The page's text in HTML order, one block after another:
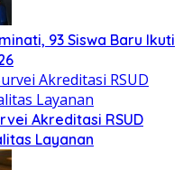
93 Siswa Baru Ikuti
Akreditasi RSUD
Layanan